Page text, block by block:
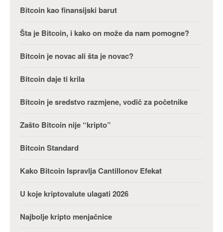
Bitcoin kao finansijski barut
Šta je Bitcoin, i kako on može da nam pomogne?
Bitcoin je novac ali šta je novac?
Bitcoin daje ti krila
Bitcoin je sredstvo razmjene, vodič za početnike
Zašto Bitcoin nije “kripto”
Bitcoin Standard
Kako Bitcoin Ispravlja Cantillonov Efekat
U koje kriptovalute ulagati 2026
Najbolje kripto menjačnice